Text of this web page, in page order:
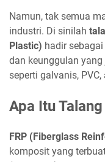
Namun, tak semua
industri. Di sinilah
Plastic) hadir
dan keunggulan
seperti galvanis,
Apa Itu Talang
FRP (Fiberglass
komposit yang